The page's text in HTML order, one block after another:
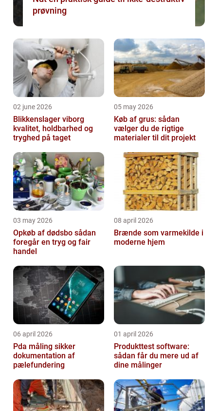
prøvning
02 june 2026
Blikkenslager viborg
kvalitet, holdbarhed og
tryghed på taget
05 may 2026
Køb af grus: sådan
vælger du de rigtige
materialer til dit projekt
03 may 2026
Opkøb af dødsbo sådan
foregår en tryg og fair
handel
08 april 2026
Brænde som varmekilde i
moderne hjem
06 april 2026
Pda måling sikker
dokumentation af
pælefundering
01 april 2026
Produkttest software:
sådan får du mere ud af
dine målinger